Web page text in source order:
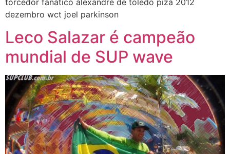
dezembro wct joel parkinson
Leco Salazar é campeão
mundial de SUP wave